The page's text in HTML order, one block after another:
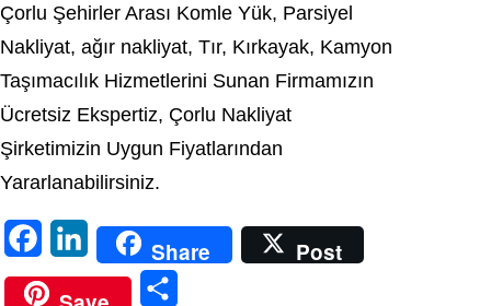
Çorlu Şehirler Arası Komle Yük, Parsiyel
Nakliyat, ağır nakliyat, Tır, Kırkayak, Kamyon
Taşımacılık Hizmetlerini Sunan Firmamızın
Ücretsiz Ekspertiz, Çorlu Nakliyat
Şirketimizin Uygun Fiyatlarından
Yararlanabilirsiniz.
a
i
Share
Post